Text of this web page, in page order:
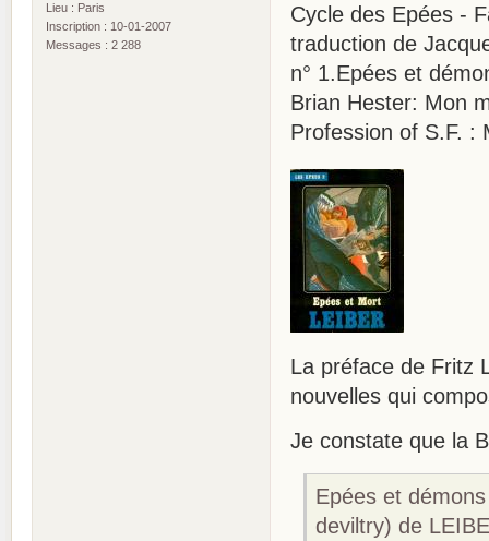
Lieu : Paris
Inscription : 10-01-2007
Messages : 2 288
Cycle des Epées -
traduction de
n° 1.Epées et
Brian Hester: Mon
Profession of S.F. :
La préface de Fritz
nouvelles qui
Je constate que la
Epées et
deviltry) de